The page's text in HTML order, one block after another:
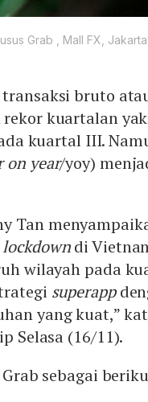
Grab , Mall FX,
bruto
kuartalan
kuartal III.
on year/yoy)
Tan
lockdowndi
wilayah pada
superapp
yang kuat,”
Selasa (16/11).
sebagai